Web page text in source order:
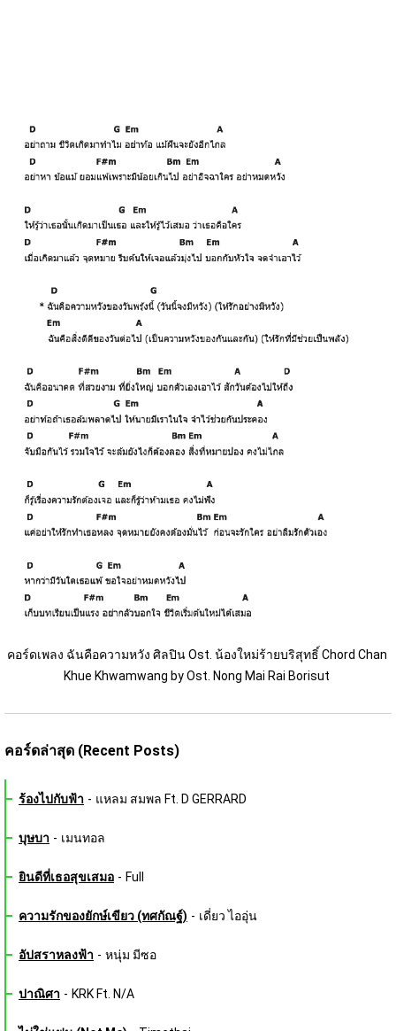
คอร์ดเพลง ฉันคือความหวัง ศิลปิน Ost. น้องใหม่ร้ายบริสุทธิ์ Chord Chan
Khue Khwamwang by Ost. Nong Mai Rai Borisut
คอร์ดล่าสุด (Recent Posts)
ร้องไปกับฟ้า - แหลม สมพล Ft. D GERRARD
บุษบา - เมนทอล
ยินดีที่เธอสุขเสมอ - Full
ความรักของยักษ์เขียว (ทศกัณฐ์) - เดี่ยว ไออุ่น
อัปสราหลงฟ้า - หนุ่ม มีซอ
ปาณิศา - KRK Ft. N/A